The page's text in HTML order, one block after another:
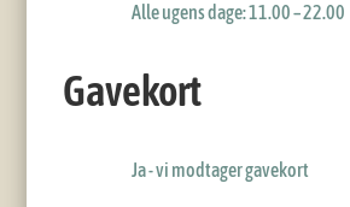
Alle ugens dage: 11.00 – 22.00
Gavekort
Ja - vi modtager gavekort